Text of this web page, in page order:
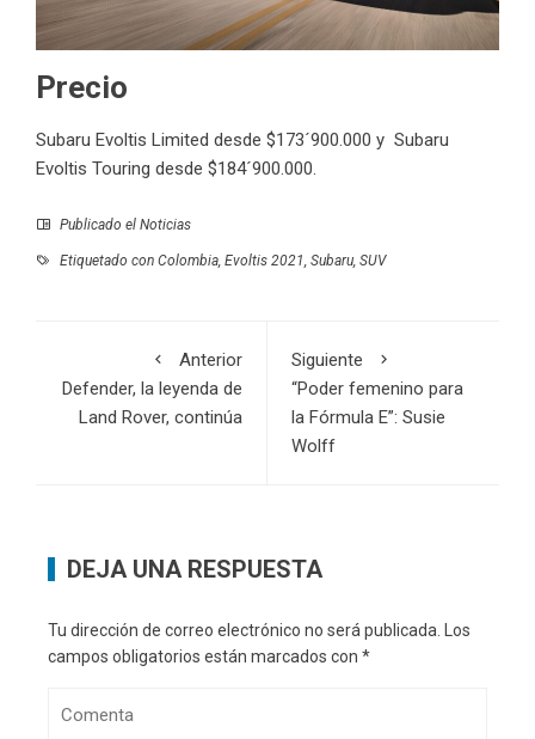
Precio
Subaru Evoltis Limited desde $173´900.000 y Subaru
Evoltis Touring desde $184´900.000.
Publicado el Noticias
Etiquetado con Colombia Evoltis 2021 Subaru SUV
Anterior
Defender, la leyenda de
Land Rover, continúa
Siguiente
“Poder femenino para
la Fórmula E”: Susie
Wolff
DEJA UNA RESPUESTA
Tu dirección de correo electrónico no será publicada. Los
campos obligatorios están marcados con *